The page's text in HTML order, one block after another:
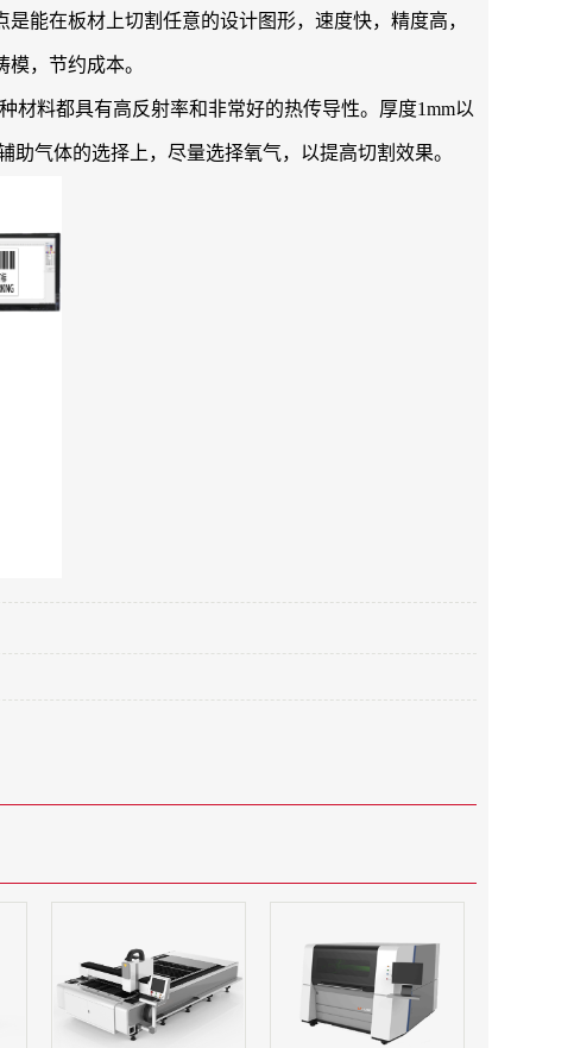
能在板材上切割任意的设计图形，速度快，精度高，
，节约成本。
材料都具有高反射率和非常好的热传导性。厚度1mm以
气体的选择上，尽量选择氧气，以提高切割效果。